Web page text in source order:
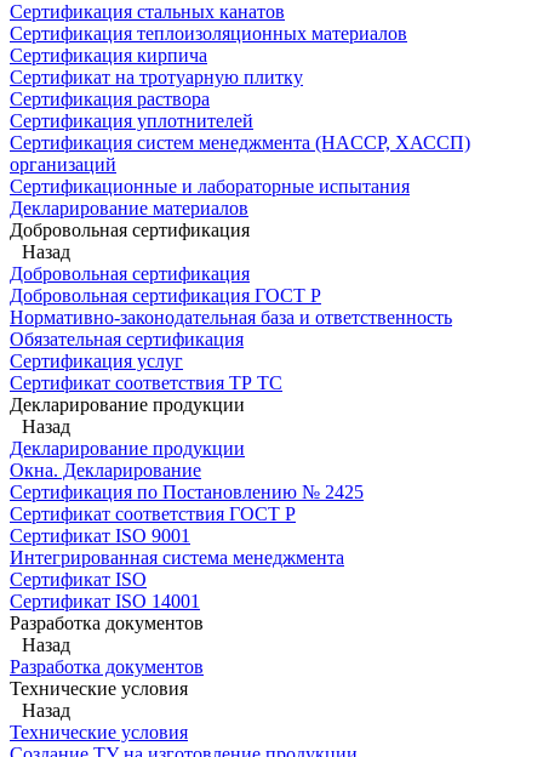
Сертификация стальных канатов
Сертификация теплоизоляционных материалов
Сертификация кирпича
Сертификат на тротуарную плитку
Сертификация раствора
Сертификация уплотнителей
Сертификация систем менеджмента (HACCP, ХАССП)
организаций
Сертификационные и лабораторные испытания
Декларирование материалов
Добровольная сертификация
Назад
Добровольная сертификация
Добровольная сертификация ГОСТ Р
Нормативно-законодательная база и ответственность
Обязательная сертификация
Сертификация услуг
Сертификат соответствия ТР ТС
Декларирование продукции
Назад
Декларирование продукции
Окна. Декларирование
Сертификация по Постановлению № 2425
Сертификат соответствия ГОСТ Р
Сертификат ISO 9001
Интегрированная система менеджмента
Сертификат ISO
Сертификат ISO 14001
Разработка документов
Назад
Разработка документов
Технические условия
Назад
Технические условия